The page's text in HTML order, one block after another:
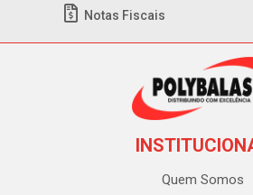
Notas Fiscais
Quem Somos